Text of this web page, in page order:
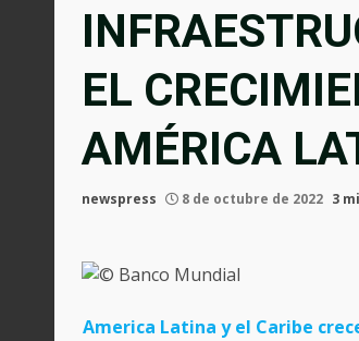
EL
AMÉRICA
newspress 8 de octubre de 2022 3
America Latina y el Caribe